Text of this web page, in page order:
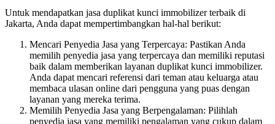
Untuk mendapatkan jasa duplikat kunci immobilizer terbaik di
Jakarta, Anda dapat mempertimbangkan hal-hal berikut:
Mencari Penyedia Jasa yang Terpercaya: Pastikan Anda
memilih penyedia jasa yang terpercaya dan memiliki reputasi
baik dalam memberikan layanan duplikat kunci immobilizer.
Anda dapat mencari referensi dari teman atau keluarga atau
membaca ulasan online dari pengguna yang puas dengan
layanan yang mereka terima.
Memilih Penyedia Jasa yang Berpengalaman: Pilihlah
penyedia jasa yang memiliki pengalaman yang cukup dalam